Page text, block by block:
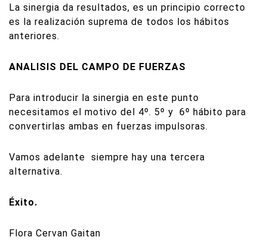
La sinergia da resultados, es un principio correcto
es la realización suprema de todos los hábitos
anteriores.
ANALISIS DEL CAMPO DE FUERZAS
Para introducir la sinergia en este punto
necesitamos el motivo del 4º. 5º y 6º hábito para
convertirlas ambas en fuerzas impulsoras.
Vamos adelante siempre hay una tercera
alternativa.
Éxito.
Flora Cervan Gaitan